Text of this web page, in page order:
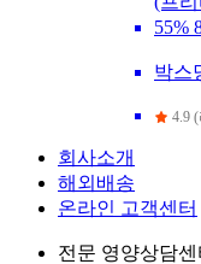
55%
박스
4.9
회사소개
해외배송
온라인 고객센터
전문 영양상담센